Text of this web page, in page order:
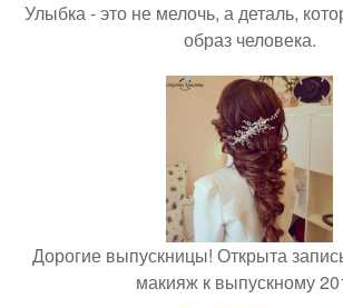
Улыбка - это не мелочь, а деталь,
образ человека.
Дорогие выпускницы! Открыта
макияж к выпускному